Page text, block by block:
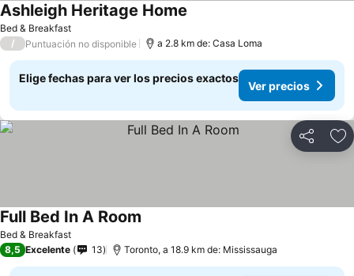
Bed & Breakfast
Ashleigh Heritage Home
/ Puntuación no disponible a 2.8 km de: Casa Loma
Elige fechas para ver los precios exactos
Ver precios
Compartir
Bed & Breakfast
Full Bed In A Room
8,5 Excelente 13 Toronto, a 18.9 km de: Mississauga